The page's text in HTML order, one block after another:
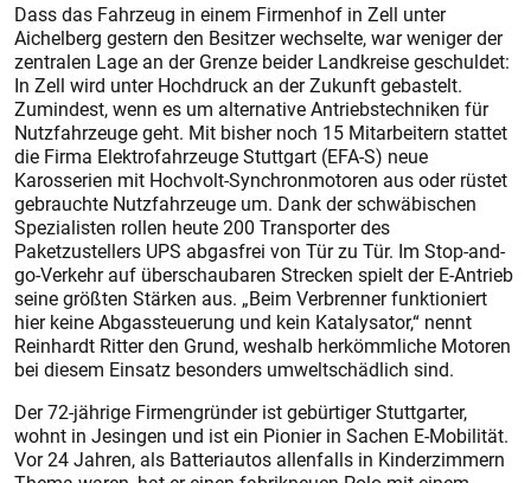
Dass das Fahrzeug in einem Firmenhof in Zell unter
Aichelberg gestern den Besitzer wechselte, war weniger der
zentralen Lage an der Grenze beider Landkreise geschuldet:
In Zell wird unter Hochdruck an der Zukunft gebastelt.
Zumindest, wenn es um alternative Antriebstechniken für
Nutzfahrzeuge geht. Mit bisher noch 15 Mitarbeitern stattet
die Firma Elektrofahrzeuge Stuttgart (EFA-S) neue
Karosserien mit Hochvolt-Synchronmotoren aus oder rüstet
gebrauchte Nutzfahrzeuge um. Dank der schwäbischen
Spezialisten rollen heute 200 Transporter des
Paketzustellers UPS abgasfrei von Tür zu Tür. Im Stop-and-
go-Verkehr auf überschaubaren Strecken spielt der E-Antrieb
seine größten Stärken aus. „Beim Verbrenner funktioniert
hier keine Abgassteuerung und kein Katalysator,“ nennt
Reinhardt Ritter den Grund, weshalb herkömmliche Motoren
bei diesem Einsatz besonders umweltschädlich sind.
Der 72-jährige Firmengründer ist gebürtiger Stuttgarter,
wohnt in Jesingen und ist ein Pionier in Sachen E-Mobilität.
Vor 24 Jahren, als Batteriautos allenfalls in Kinderzimmern